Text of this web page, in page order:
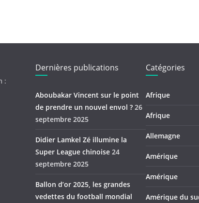
:
Dernières publications
Aboubakar Vincent sur le point
de prendre un nouvel envol ? 26
septembre 2025
Didier Lamkel Zé illumine la
Super League chinoise 24
septembre 2025
Ballon d’or 2025, les grandes
vedettes du football mondial
Catégories
Afrique
Afrique
Allemagne
Amérique
Amérique
Amérique du